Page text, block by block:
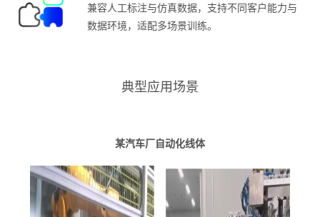
兼容人工标注与仿真数据，支持不同客户能力与
数据环境，适配多场景训练。
典型应用场景
某汽车厂自动化线体